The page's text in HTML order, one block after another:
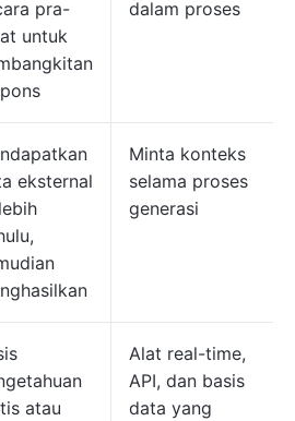
pra-
untuk
dalam proses
eksternal
Minta konteks
selama proses
generasi
atau
Alat real-time,
API, dan basis
data yang